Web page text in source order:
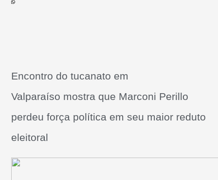
Encontro do tucanato em
Valparaíso mostra que Marconi Perillo
perdeu força política em seu maior reduto
eleitoral